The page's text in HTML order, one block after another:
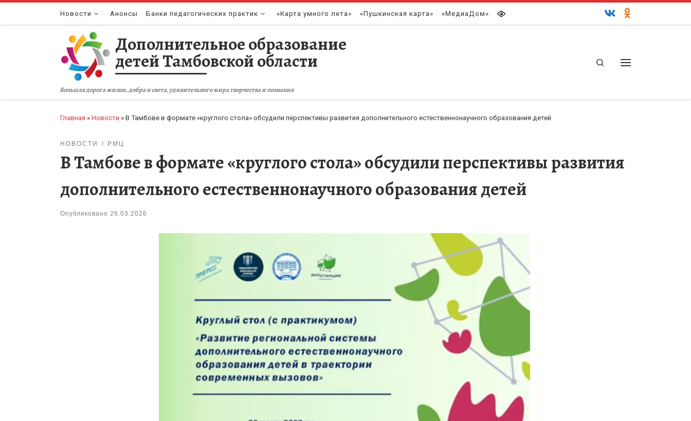
Перейти к содержимому
Новости Анонсы Банки педагогических практик «Карта умного лета» «Пушкинская карта» «МедиаДом»
Дополнительное образование
детей Тамбовской области
Большая дорога жизни, добра и света, удивительного мира творчества и познания
Search
Главная » Новости » В Тамбове в формате «круглого стола» обсудили перспективы развития дополнительного естественнонаучного образования детей
НОВОСТИ РМЦ
В Тамбове в формате «круглого стола» обсудили перспективы развития
дополнительного естественнонаучного образования детей
Опубликовано 26.03.2026